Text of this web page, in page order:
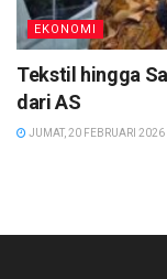
EKONOMI
Tekstil hingga
dari AS
JUMAT, 20 FEBRUARI 2026